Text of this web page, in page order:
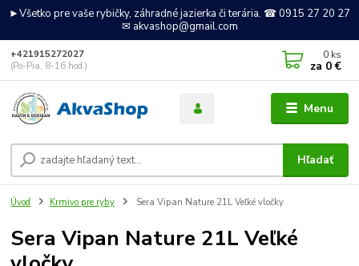
►Všetko pre vaše rybičky, záhradné jazierka či terária. ☎ 0915 27 20 27
✉ akvashop@gmail.com
Menu
Hľadať
+421915272027
(Po-Pia, 8-16 hod.)
0 ks
za 0 €
Úvod Krmivo pre ryby Sera Vipan Nature 21L Veľké vločky
Sera Vipan Nature 21L Veľké